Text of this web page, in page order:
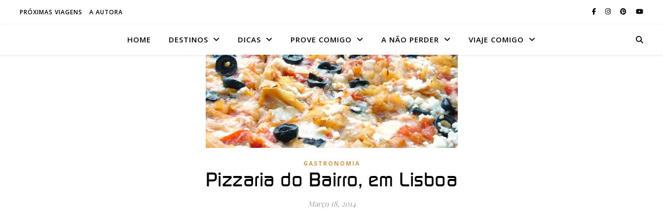
PRÓXIMAS VIAGENS A AUTORA
HOME DESTINOS DICAS PROVE COMIGO A NÃO PERDER VIAJE COMIGO
GASTRONOMIA
Pizzaria do Bairro, em Lisboa
Março 18, 2014